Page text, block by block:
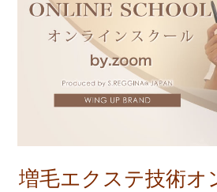
増毛エクステ技術オ